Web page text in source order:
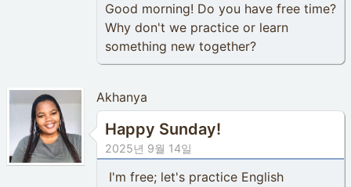
Good morning! Do you have free time?
Why don't we practice or learn
something new together?
Akhanya
Happy Sunday!
2025년 9월 14일
I'm free; let's practice English